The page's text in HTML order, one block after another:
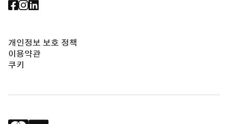
개인정보 보호 정책
이용약관
쿠키